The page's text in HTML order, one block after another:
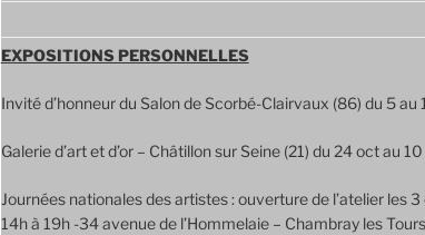
EXPOSITIONS PERSONNELLES
Invité d’honneur du Salon de Scorbé-Clairvaux (86) du 5 au
Galerie d’art et d’or – Châtillon sur Seine (21) du 24 oct au
Journées nationales des artistes : ouverture de l’atelier les
14h à 19h -34 avenue de l’Hommelaie – Chambray les